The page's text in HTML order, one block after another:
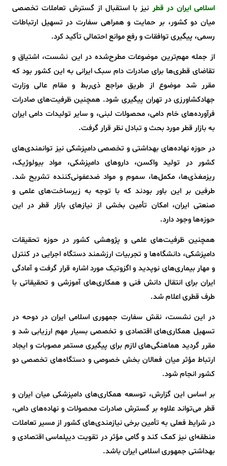
اسلامی ایران در قطر نیز با استقبال از گسترش تعاملات تخصصی
میان دو کشور، بر حمایت و همراهی سفارت در تسهیل ارتباطات
رسمی، پیگیری توافقات و رفع موانع احتمالی تأکید کرد.
از جمله مهم‌ترین موضوعات مطرح‌شده در این نشست، اشتیاق و
تقاضای قطری‌ها برای صادرات دام سبک ایرانی به این کشور بود که
مقرر شد موضوع از طریق مراجع ذی‌ربط و مقام عالی وزارت
جهادکشاورزی در تهران پیگیری شود. همچنین ظرفیت‌های صادرات
فرآورده‌های خام دامی، محصولات لبنی، و سایر تولیدات دامی ایران
به بازار قطر مورد بحث و تبادل نظر قرار گرفت.
در حوزه نهاده‌های بهداشتی و تخصصی دامپزشکی نیز توانمندی‌های
کشور در تولید واکسن، داروهای دامپزشکی، مواد بیولوژیک،
ریزمغذی‌ها، مکمل‌ها، سموم و مواد ضدعفونی‌کننده تشریح شد.
طرفین بر این باور بودند که با توجه به زیرساخت‌های علمی و
صنعتی ایران، امکان تأمین بخشی از نیازهای بازار قطر در این
حوزه‌ها وجود دارد.
همچنین ظرفیت‌های علمی و پژوهشی کشور در حوزه تحقیقات
دامپزشکی، دانشگاه‌ها و تجربیات ارزشمند دستگاه اجرایی در کنترل
و مهار بیماری‌های نوپدید و اگزوتیک مورد اشاره قرار گرفت و آمادگی
ایران برای انتقال دانش فنی و همکاری‌های آموزشی و تحقیقاتی با
طرف قطری اعلام شد.
در این نشست، نقش سفارت جمهوری اسلامی ایران در دوحه در
تسهیل همکاری‌های اقتصادی و تخصصی بسیار مهم ارزیابی شد و
مقرر گردید هماهنگی‌های لازم برای پیگیری مستمر مصوبات و ایجاد
ارتباط مؤثر میان فعالان بخش خصوصی و دستگاه‌های تخصصی دو
کشور انجام شود.
بر اساس این گزارش، توسعه همکاری‌های دامپزشکی میان ایران و
قطر می‌تواند علاوه بر گسترش صادرات محصولات و نهاده‌های دامی،
در شرایط فعلی به تأمین برخی نیازمندی‌های کشور از مسیر تعاملات
منطقه‌ای نیز کمک کند و گامی مؤثر در تقویت دیپلماسی اقتصادی و
بهداشتی جمهوری اسلامی ایران باشد.